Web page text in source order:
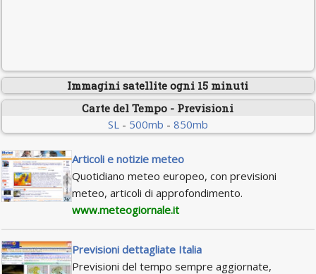
Immagini satellite ogni 15 minuti
Carte del Tempo - Previsioni
SL- 500mb - 850mb
Articoli e notizie meteo
Quotidiano meteo europeo, con previsioni
meteo, articoli di approfondimento.
www.meteogiornale.it
Previsioni dettagliate Italia
Previsioni del tempo sempre aggiornate,